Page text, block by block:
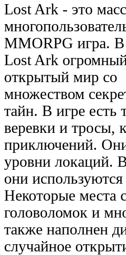
Lost Ark - это
MMORPG игра. В
Lost Ark
открытый мир со
множеством
тайн. В игре есть
веревки и тросы,
приключений.
уровни локаций.
они
Некоторые места
головоломок и
также наполнен
случайное